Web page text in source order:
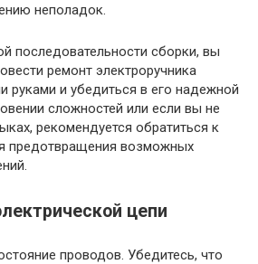
неполадок.
последовательности сборки, вы
ремонт электроручника
руками и убедиться в его надежной
сложностей или если вы не
рекомендуется обратиться к
предотвращения возможных
цепи
проводов. Убедитесь, что